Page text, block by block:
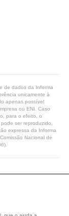
de dados da Informa
unicamente à
apenas possível
ou ENI. Caso
para o efeito, o
ser reproduzido,
expressa da Informa
Nacional de